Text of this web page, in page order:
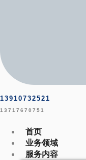
13910732521
13717670751
首页
业务领域
服务内容